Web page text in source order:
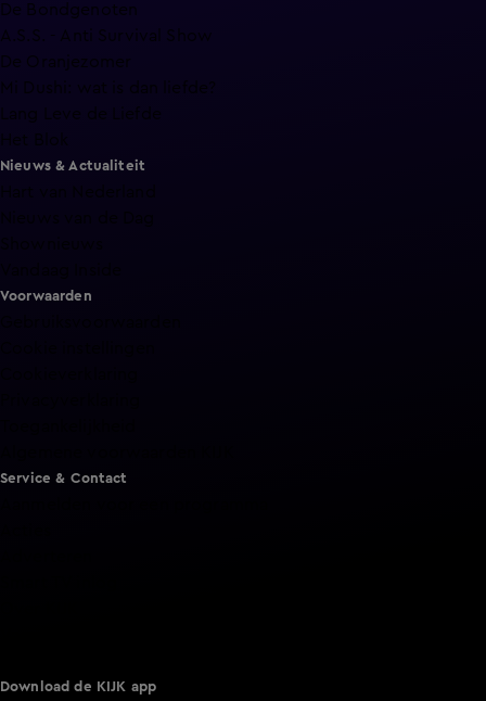
De Bondgenoten
A.S.S. - Anti Survival Show
De Oranjezomer
Mi Dushi: wat is dan liefde?
Nieuws & Actualiteit
Voorwaarden
Service & Contact
Download de KIJK app